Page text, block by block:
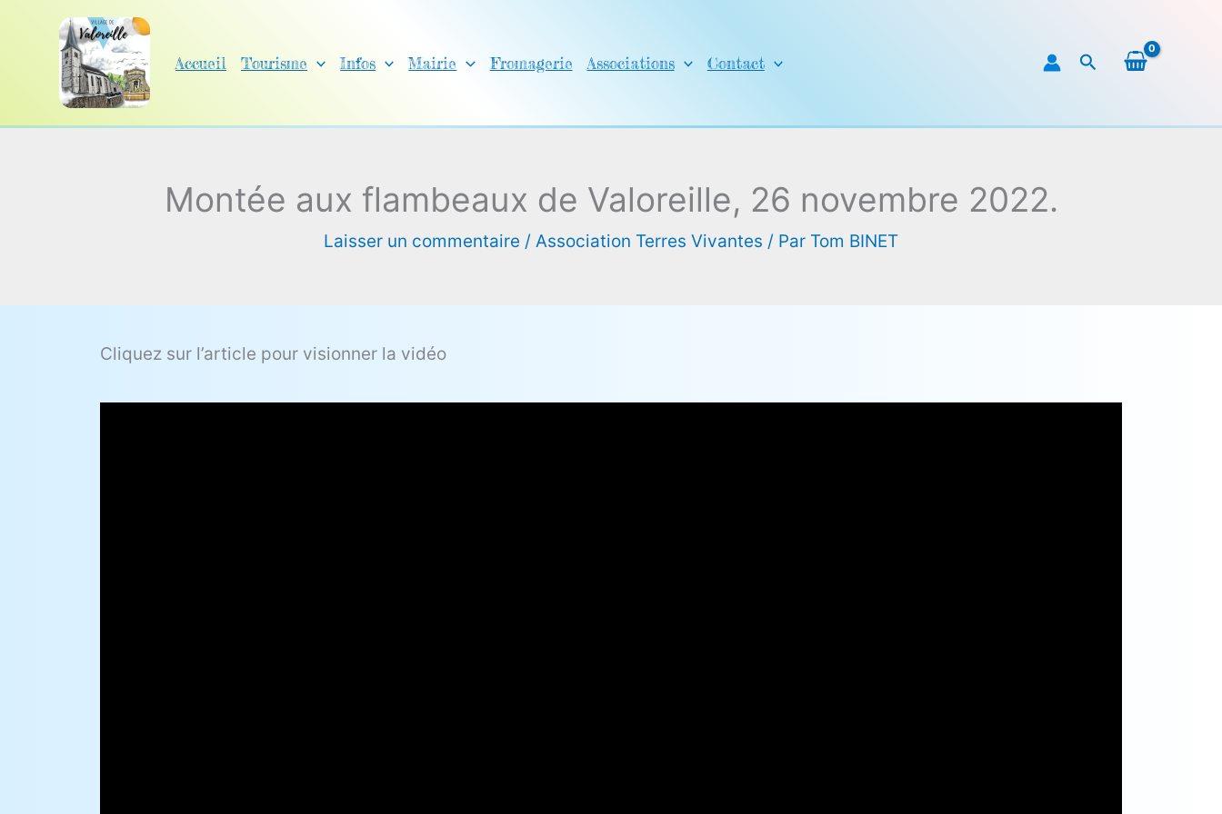
contenu
Accueil Tourisme Infos Mairie Fromagerie Associations Contact Rechercher
Montée aux flambeaux de Valoreille, 26 novembre 2022.
Laisser un commentaire / Association Terres Vivantes / Par Tom BINET
Cliquez sur l’article pour visionner la vidéo